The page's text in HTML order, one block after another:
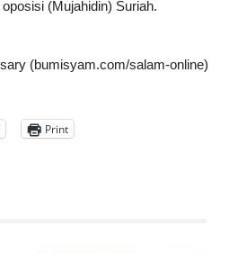
(Mujahidin) Suriah.
(bumisyam.com/salam-online)
Print